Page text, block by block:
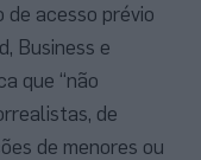
de acesso prévio
Business e
que “não
de
de menores ou